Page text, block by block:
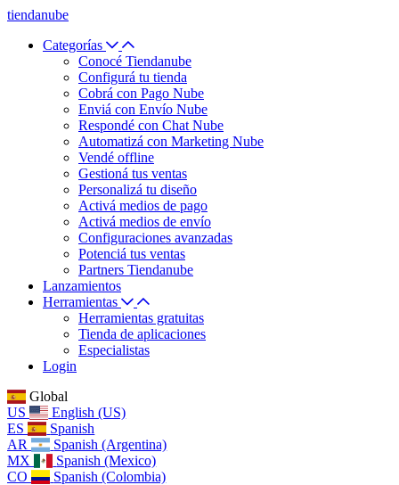
tiendanube
Categorías
Conocé Tiendanube
Configurá tu tienda
Cobrá con Pago Nube
Enviá con Envío Nube
Respondé con Chat Nube
Automatizá con Marketing Nube
Vendé offline
Gestioná tus ventas
Personalizá tu diseño
Activá medios de pago
Activá medios de envío
Configuraciones avanzadas
Potenciá tus ventas
Partners Tiendanube
Lanzamientos
Herramientas
Herramientas gratuitas
Tienda de aplicaciones
Especialistas
Login
Global
US
English (US)
ES
Spanish
AR
Spanish (Argentina)
MX
Spanish (Mexico)
CO
Spanish (Colombia)